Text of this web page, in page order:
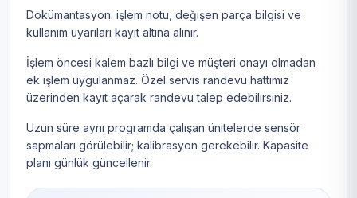
Dokümantasyon: işlem notu, değişen parça bilgisi ve
kullanım uyarıları kayıt altına alınır.
İşlem öncesi kalem bazlı bilgi ve müşteri onayı olmadan
ek işlem uygulanmaz. Özel servis randevu hattımız
üzerinden kayıt açarak randevu talep edebilirsiniz.
Uzun süre aynı programda çalışan ünitelerde sensör
sapmaları görülebilir; kalibrasyon gerekebilir. Kapasite
planı günlük güncellenir.